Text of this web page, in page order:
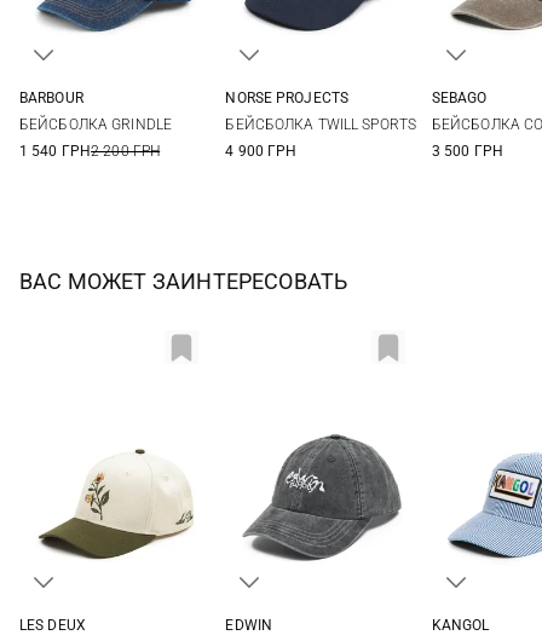
BARBOUR
БЕЙСБОЛКА GRINDLE
1 540 ГРН2 200 ГРН
NORSE PROJECTS
БЕЙСБОЛКА TWILL SPORTS
4 900 ГРН
SEBAGO
БЕЙСБОЛКА
3 500 ГРН
ВАС МОЖЕТ ЗАИНТЕРЕСОВАТЬ
LES DEUX
EDWIN
KANGOL